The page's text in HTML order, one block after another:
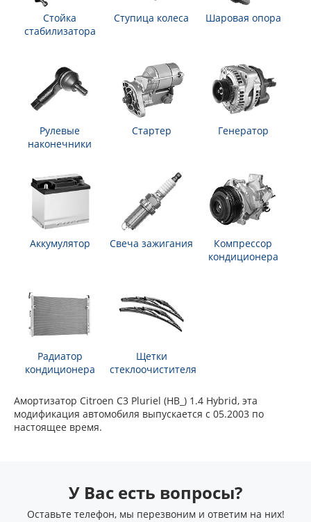
Стойка
стабилизатора
Ступица колеса Шаровая опора
Рулевые
наконечники
Стартер Генератор
Аккумулятор Свеча зажигания
Компрессор
кондиционера
Радиатор
кондиционера
Щетки
стеклоочистителя
Амортизатор Citroen C3 Pluriel (HB_) 1.4 Hybrid, эта
модификация автомобиля выпускается с 05.2003 по
настоящее время.
У Вас есть вопросы?
Оставьте телефон, мы перезвоним и ответим на них!